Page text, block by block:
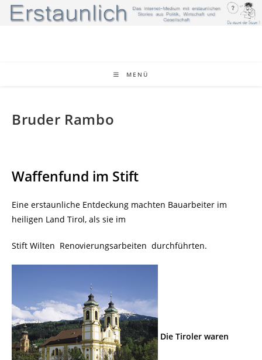
Zum
Inhalt
MENÜ
Bruder Rambo
Waffenfund im Stift
Eine erstaunliche Entdeckung machten Bauarbeiter im
heiligen Land Tirol, als sie im
Stift Wilten Renovierungsarbeiten durchführten.
Die Tiroler waren